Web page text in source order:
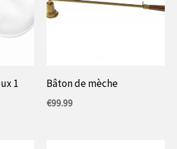
1 Bâton de mèche
€99.99